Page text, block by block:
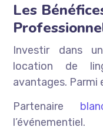
Les
Investir dans
location de
avantages. Parmi
Partenaire
l’événementiel.